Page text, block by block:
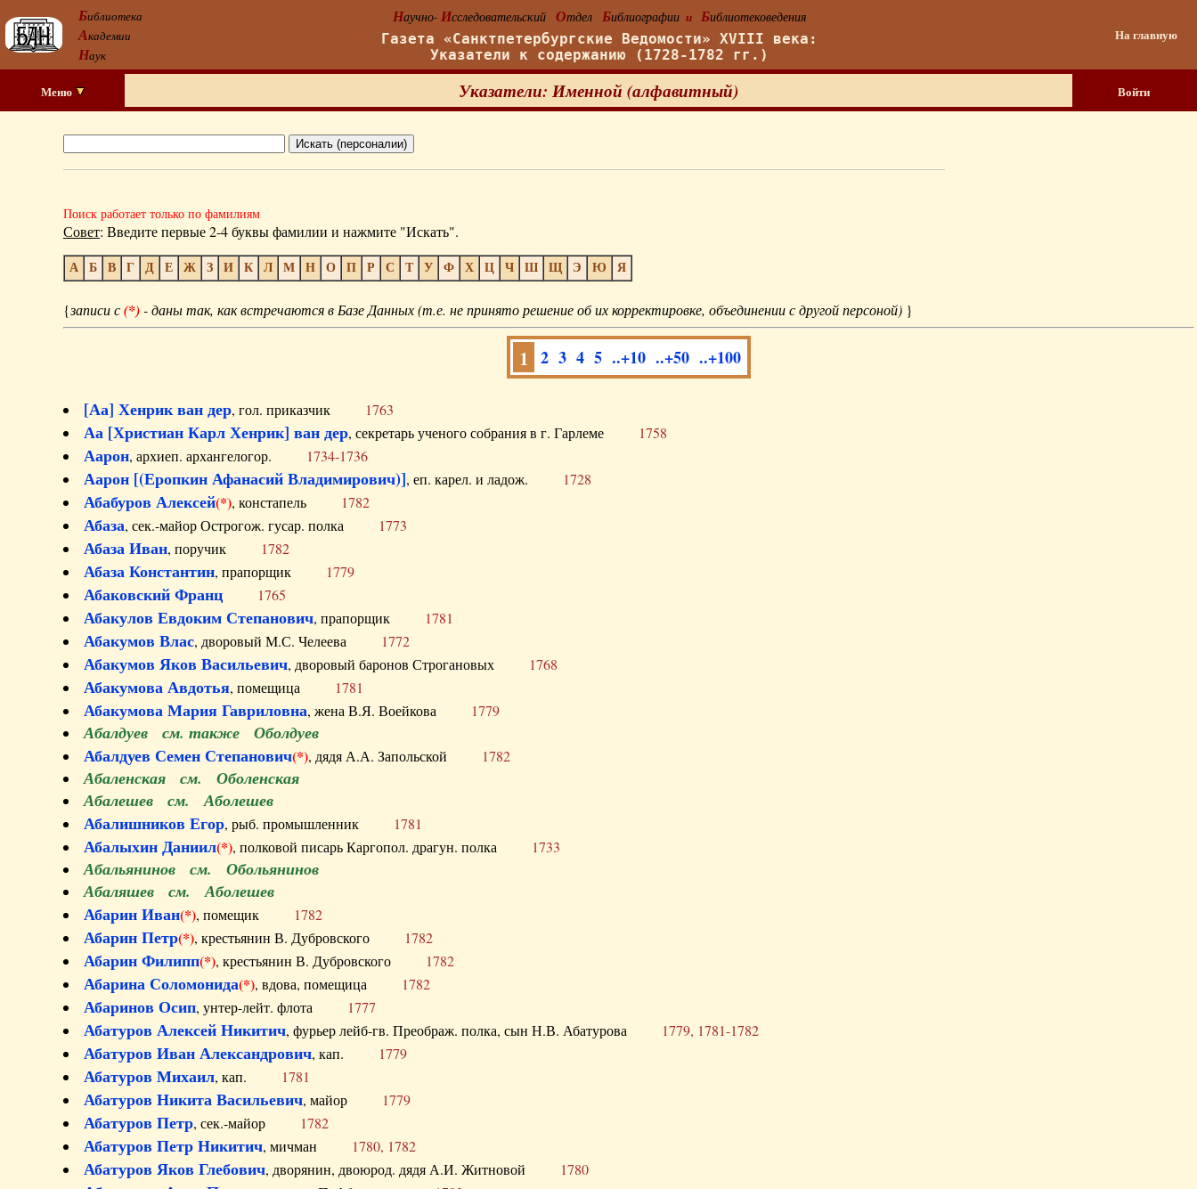
Библиотека
Академии
Наук
Научно- Исследовательский Отдел Библиографии и Библиотековедения
Газета «Санктпетербургские Ведомости» XVIII века:
Указатели к содержанию (1728-1782 гг.)
На главную
Меню Указатели: Именной (алфавитный) Войти
Поиск работает только по фамилиям
Совет: Введите первые 2-4 буквы фамилии и нажмите "Искать".
А Б В Г Д Е Ж З И К Л М Н О П Р С Т У Ф Х Ц Ч Ш Щ Э Ю Я
{записи с(*)- даны так, как встречаются в Базе Данных (т.е. не принято решение об их корректировке, объединении с другой персоной) }
1 2 3 4 5 ..+10 ..+50 ..+100
[Аа] Хенрик ван дер, гол. приказчик 1763
Аа [Христиан Карл Хенрик] ван дер, секретарь ученого собрания в г. Гарлеме 1758
Аарон, архиеп. архангелогор. 1734-1736
Аарон [(Еропкин Афанасий Владимирович)], еп. карел. и ладож. 1728
Абабуров Алексей(*), констапель 1782
Абаза, сек.-майор Острогож. гусар. полка 1773
Абаза Иван, поручик 1782
Абаза Константин, прапорщик 1779
Абаковский Франц 1765
Абакулов Евдоким Степанович, прапорщик 1781
Абакумов Влас, дворовый М.С. Челеева 1772
Абакумов Яков Васильевич, дворовый баронов Строгановых 1768
Абакумова Авдотья, помещица 1781
Абакумова Мария Гавриловна, жена В.Я. Воейкова 1779
Абалдуев см. также Оболдуев
Абалдуев Семен Степанович(*), дядя А.А. Запольской 1782
Абаленская см. Оболенская
Абалешев см. Аболешев
Абалишников Егор, рыб. промышленник 1781
Абалыхин Даниил(*), полковой писарь Каргопол. драгун. полка 1733
Абальянинов см. Обольянинов
Абаляшев см. Аболешев
Абарин Иван(*), помещик 1782
Абарин Петр(*), крестьянин В. Дубровского 1782
Абарин Филипп(*), крестьянин В. Дубровского 1782
Абарина Соломонида(*), вдова, помещица 1782
Абаринов Осип, унтер-лейт. флота 1777
Абатуров Алексей Никитич, фурьер лейб-гв. Преображ. полка, сын Н.В. Абатурова 1779, 1781-1782
Абатуров Иван Александрович, кап. 1779
Абатуров Михаил, кап. 1781
Абатуров Никита Васильевич, майор 1779
Абатуров Петр, сек.-майор 1782
Абатуров Петр Никитич, мичман 1780, 1782
Абатуров Яков Глебович, дворянин, двоюрод. дядя А.И. Житновой 1780